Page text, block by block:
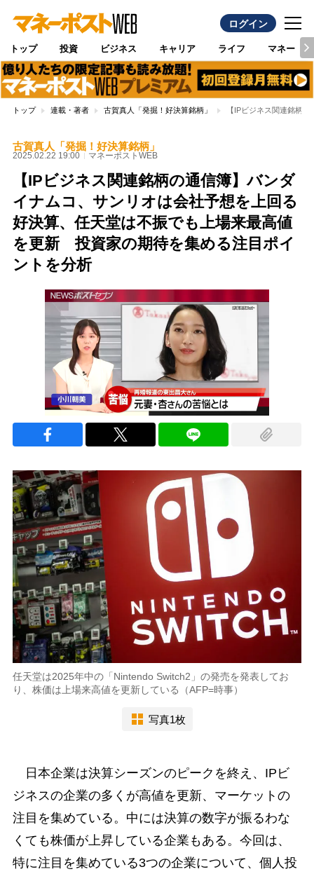
ログイン
トップ 投資 ビジネス キャリア ライフ マネー
トップ 連載・著者 古賀真人「発掘！好決算銘柄」 【IPビジネス関連銘柄
古賀真人「発掘！好決算銘柄」
2025.02.22 19:00 マネーポストWEB
【IPビジネス関連銘柄の通信簿】バンダ
イナムコ、サンリオは会社予想を上回る
好決算、任天堂は不振でも上場来最高値
を更新 投資家の期待を集める注目ポイ
ントを分析
任天堂は2025年中の「Nintendo Switch2」の発売を発表してお
り、株価は上場来高値を更新している（AFP=時事）
写真1枚
日本企業は決算シーズンのピークを終え、IPビ
ジネスの企業の多くが高値を更新、マーケットの
注目を集めている。中には決算の数字が振るわな
くても株価が上昇している企業もある。今回は、
特に注目を集めている3つの企業について、個人投